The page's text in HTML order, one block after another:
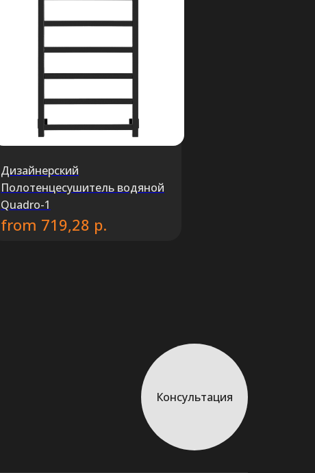
Дизайнерский
Полотенцесушитель водяной
Quadro-1
from 719,28 р.
Консультация